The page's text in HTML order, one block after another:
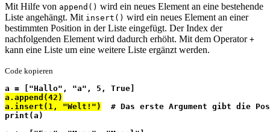
Mit Hilfe von append() wird ein neues Element an eine bestehende
Liste angehängt. Mit insert() wird ein neues Element an einer
bestimmten Position in der Liste eingefügt. Der Index der
nachfolgenden Element wird dadurch erhöht. Mit dem Operator +
kann eine Liste um eine weitere Liste ergänzt werden.
Code kopieren
a = ["Hallo", "a", 5, True]
a.append(42)
a.insert(1, "Welt!")
# Das erste Argument gibt die
print(a)